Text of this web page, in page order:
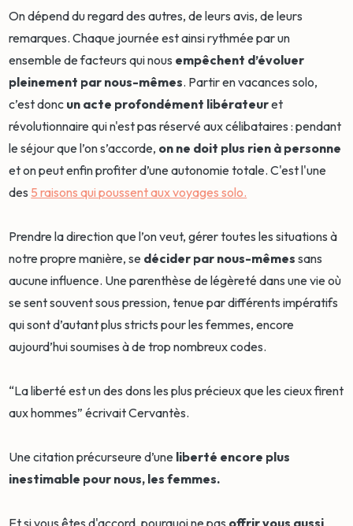
On dépend du regard des autres, de leurs avis, de leurs
remarques. Chaque journée est ainsi rythmée par un
ensemble de facteurs qui nous empêchent d’évoluer
pleinement par nous-mêmes. Partir en vacances solo,
c’est donc un acte profondément libérateuret
révolutionnaire qui n'est pas réservé aux célibataires : pendant
le séjour que l’on s’accorde, on ne doit plus rien à personne
et on peut enfin profiter d’une autonomie totale. C'est l'une
des 5 raisons qui poussent aux voyages solo.
Prendre la direction que l’on veut, gérer toutes les situations à
notre propre manière, se décider par nous-mêmes sans
aucune influence. Une parenthèse de légèreté dans une vie où
se sent souvent sous pression, tenue par différents impératifs
qui sont d’autant plus stricts pour les femmes, encore
aujourd’hui soumises à de trop nombreux codes.
“La liberté est un des dons les plus précieux que les cieux firent
aux hommes” écrivait Cervantès.
Une citation précurseure d’une liberté encore plus
inestimable pour nous, les femmes.
Et si vous êtes d'accord, pourquoi ne pas offrir vous aussi